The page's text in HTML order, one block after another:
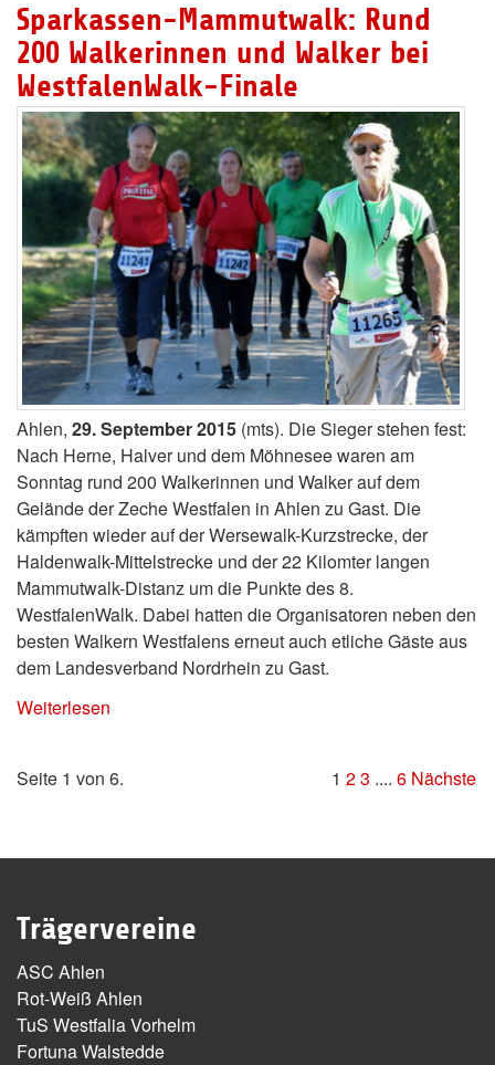
Sparkassen-Mammutwalk: Rund
200 Walkerinnen und Walker bei
WestfalenWalk-Finale
Ahlen, 29. September 2015 (mts). Die Sieger stehen fest:
Nach Herne, Halver und dem Möhnesee waren am
Sonntag rund 200 Walkerinnen und Walker auf dem
Gelände der Zeche Westfalen in Ahlen zu Gast. Die
kämpften wieder auf der Wersewalk-Kurzstrecke, der
Haldenwalk-Mittelstrecke und der 22 Kilomter langen
Mammutwalk-Distanz um die Punkte des 8.
WestfalenWalk. Dabei hatten die Organisatoren neben den
besten Walkern Westfalens erneut auch etliche Gäste aus
dem Landesverband Nordrhein zu Gast.
Weiterlesen
Seite 1 von 6. 1 23 .... 6 Nächste
Trägervereine
ASC Ahlen
Rot-Weiß Ahlen
TuS Westfalia Vorhelm
Fortuna Walstedde